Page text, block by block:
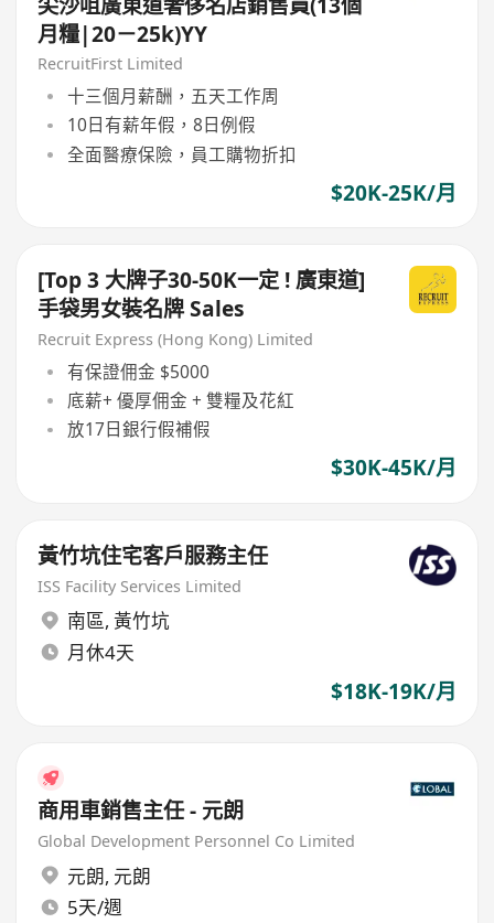
月糧|20－25k)YY
RecruitFirst Limited
十三個月薪酬，五天工作周
10日有薪年假，8日例假
全面醫療保險，員工購物折扣
$20K-25K/月
[Top 3 大牌子30-50K一定 ! 廣東道]
手袋男女裝名牌 Sales
Recruit Express (Hong Kong) Limited
有保證佣金 $5000
底薪+ 優厚佣金 + 雙糧及花紅
放17日銀行假補假
$30K-45K/月
黃竹坑住宅客戶服務主任
ISS Facility Services Limited
南區, 黃竹坑
月休4天
$18K-19K/月
商用車銷售主任 - 元朗
Global Development Personnel Co Limited
元朗, 元朗
5天/週